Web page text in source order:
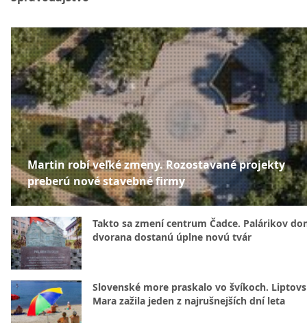
Martin robí veľké zmeny. Rozostavané projekty
preberú nové stavebné firmy
Takto sa zmení centrum Čadce. Palárikov
dvorana dostanú úplne novú tvár
Slovenské more praskalo vo švíkoch.
Mara zažila jeden z najrušnejších dní leta